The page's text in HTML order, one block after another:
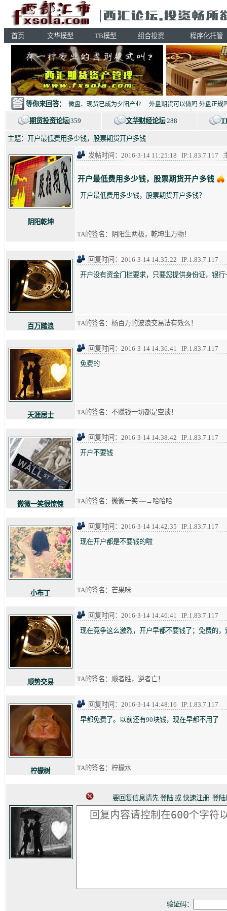
首页 文华模型 TB模型 组合投资 程序化托管
等你来回答： 微盘、现货已成为夕阳产业 外盘期货可以做吗 外盘正规
期货投资论坛|359 文华财经论坛|288
主题：开户最低费用多少钱，股票期货开户多钱
阴阳乾坤
发帖时间：2016-3-14 11:25:18 IP:1.83.7.117
开户最低费用多少钱，股票期货开户多钱
开户最低费用多少钱，股票期货开户多钱？
TA的签名：阴阳生两极，乾坤生万物！
百万踏浪
回复时间：2016-3-14 14:35:22 IP:1.83.7.117
开户没有资金门槛要求，只要您提供身份证，银行
TA的签名：杨百万的波浪交易法有效么！
天涯居士
回复时间：2016-3-14 14:36:41 IP:1.83.7.117
免费的
TA的签名：不赚钱一切都是空谈！
微微一笑很惊悚
回复时间：2016-3-14 14:38:42 IP:1.83.7.117
开户不要钱
TA的签名：微微一笑 —→哈哈哈
小布丁
回复时间：2016-3-14 14:42:35 IP:1.83.7.117
现在开户都是不要钱的啦
TA的签名：芒果味
顺势交易
回复时间：2016-3-14 14:46:41 IP:1.83.7.117
现在竞争这么激烈，开户早都不要钱了；免费的，
TA的签名：顺者胜，逆者亡！
柠檬树
回复时间：2016-3-14 14:48:16 IP:1.83.7.117
早都免费了。以前还有90块钱，现在早都不用了
TA的签名：柠檬水
要回复信息请先 登陆或 快速注册登陆
验证码：